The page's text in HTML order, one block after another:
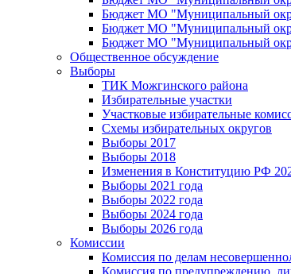
Бюджет МО "Муниципальный
Бюджет МО "Муниципальный
Бюджет МО "Муниципальный
Общественное обсуждение
Выборы
ТИК Можгинского района
Избирательные участки
Участковые избирательные
Схемы избирательных округов
Выборы 2017
Выборы 2018
Изменения в Конституцию РФ
Выборы 2021 года
Выборы 2022 года
Выборы 2024 года
Выборы 2026 года
Комиссии
Комиссия по делам
Комиссия по предупреждению,